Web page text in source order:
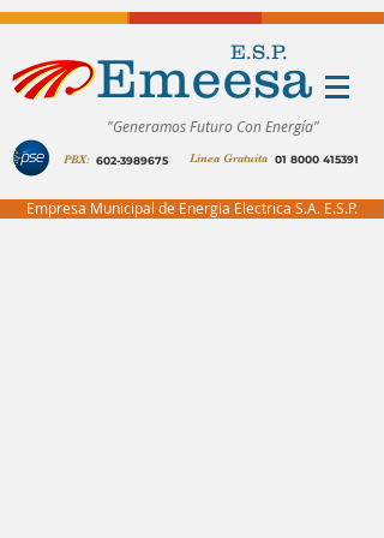
Emeesa
E.S.P.
"Generamos Futuro Con Energía"
PBX: 602-3989675 Línea Gratuita 01 8000 415391
Empresa Municipal de Energia Electrica S.A. E.S.P.